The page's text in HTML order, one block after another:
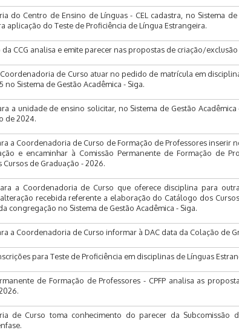
do Centro de Ensino de Línguas - CEL cadastra, no Sistema
aplicação do Teste de Proficiência de Língua Estrangeira.
da CCG analisa e emite parecer nas propostas de criação/
de Curso atuar no pedido de matrícula em
no Sistema de Gestão Acadêmica - Siga.
a unidade de ensino solicitar, no Sistema de Gestão
de 2024.
a Coordenadoria de Curso de Formação de Professores inserir
e encaminhar à Comissão Permanente de Formação de
de Graduação - 2026.
a Coordenadoria de Curso que oferece disciplina para
recebida referente a elaboração do Catálogo dos
congregação no Sistema de Gestão Acadêmica - Siga.
a Coordenadoria de Curso informar à DAC data da Colação de
para Teste de Proficiência em disciplinas de Línguas
de Formação de Professores - CPFP analisa as
de Curso toma conhecimento do parecer da Subcomissão